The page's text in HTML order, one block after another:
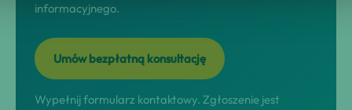
informacyjnego.
Umów bezpłatną konsultację
Wypełnij formularz kontaktowy. Zgłoszenie jest